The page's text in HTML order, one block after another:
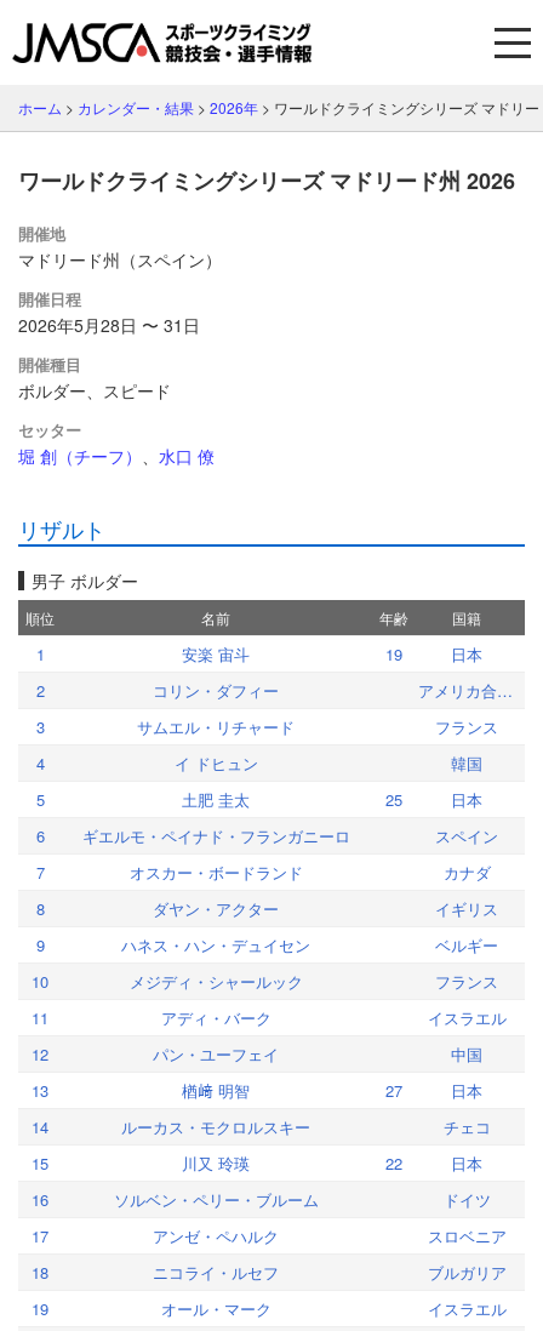
ホーム > カレンダー・結果 > 2026年 > ワールドクライミングシリーズ マドリ
ワールドクライミングシリーズ マドリード州 2026
開催地
マドリード州（スペイン）
開催日程
2026年5月28日 〜 31日
開催種目
ボルダー、スピード
セッター
堀 創（チーフ） 、 水口 僚
リザルト
男子 ボルダー
順位 名前 年齢 国籍
1 安楽 宙斗 19
日本
2
コリン・ダフィー
アメリカ合衆国
3
サムエル・リチャード
フランス
4
イ ドヒュン
韓国
5
土肥 圭太 25
日本
6
ギエルモ・ペイナド・フランガニーロ
スペイン
7
オスカー・ボードランド
カナダ
8
ダヤン・アクター
イギリス
9
ハネス・ハン・デュイセン
ベルギー
10
メジディ・シャールック
フランス
11
アディ・バーク
イスラエル
12
パン・ユーフェイ
中国
13
楢﨑 明智 27
日本
14
ルーカス・モクロルスキー
チェコ
15
川又 玲瑛 22
日本
16
ソルベン・ペリー・ブルーム
ドイツ
17
アンゼ・ペハルク
スロベニア
18
ニコライ・ルセフ
ブルガリア
19
オール・マーク
イスラエル